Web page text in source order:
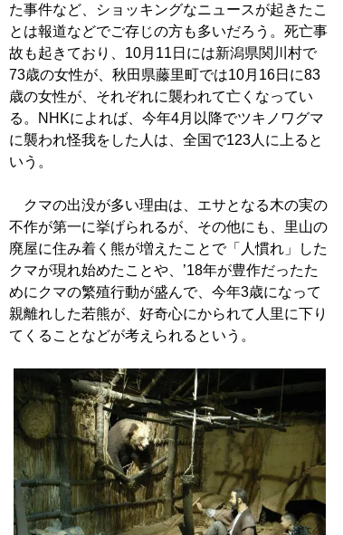
た事件など、ショッキングなニュースが起きたこ
とは報道などでご存じの方も多いだろう。死亡事
故も起きており、10月11日には新潟県関川村で
73歳の女性が、秋田県藤里町では10月16日に83
歳の女性が、それぞれに襲われて亡くなってい
る。NHKによれば、今年4月以降でツキノワグマ
に襲われ怪我をした人は、全国で123人に上ると
いう。
クマの出没が多い理由は、エサとなる木の実の
不作が第一に挙げられるが、その他にも、里山の
廃屋に住み着く熊が増えたことで「人慣れ」した
クマが現れ始めたことや、’18年が豊作だったた
めにクマの繁殖行動が盛んで、今年3歳になって
親離れした若熊が、好奇心にかられて人里に下り
てくることなどが考えられるという。